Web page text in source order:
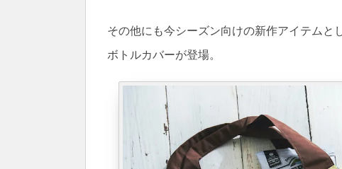
その他にも今シーズン向けの新作アイテムと
ボトルカバーが登場。